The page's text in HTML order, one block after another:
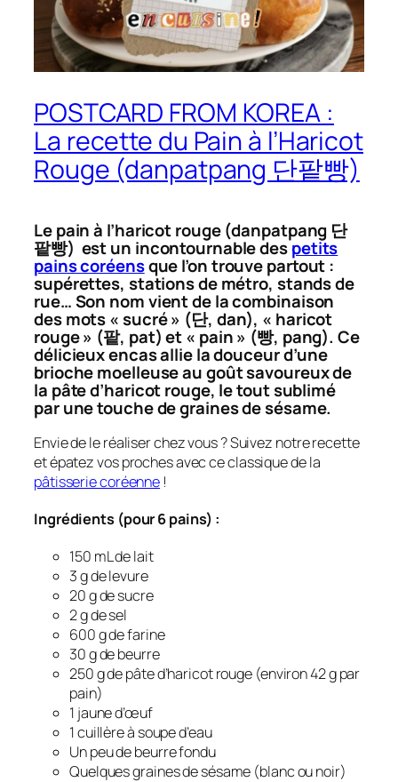
POSTCARD FROM KOREA :
La recette du Pain à l’Haricot
Rouge (danpatpang 단팥빵)
Le pain à l’haricot rouge (danpatpang 단
팥빵) est un incontournable despetits
pains coréensque l’on trouve partout :
supérettes, stations de métro, stands de
rue… Son nom vient de la combinaison
des mots « sucré » (단, dan), « haricot
rouge » (팥, pat) et « pain » (빵, pang). Ce
délicieux encas allie la douceur d’une
brioche moelleuse au goût savoureux de
la pâte d’haricot rouge, le tout sublimé
par une touche de graines de sésame.
Envie de le réaliser chez vous ? Suivez notre recette
et épatez vos proches avec ce classique de la
pâtisserie coréenne !
Ingrédients (pour 6 pains) :
150 mL de lait
3 g de levure
20 g de sucre
2 g de sel
600 g de farine
30 g de beurre
250 g de pâte d’haricot rouge (environ 42 g par
pain)
1 jaune d’œuf
1 cuillère à soupe d’eau
Un peu de beurre fondu
Quelques graines de sésame (blanc ou noir)